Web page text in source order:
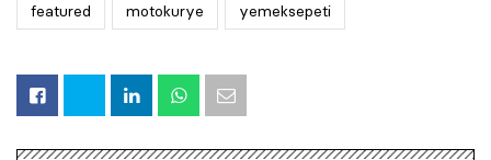
featured motokurye yemeksepeti